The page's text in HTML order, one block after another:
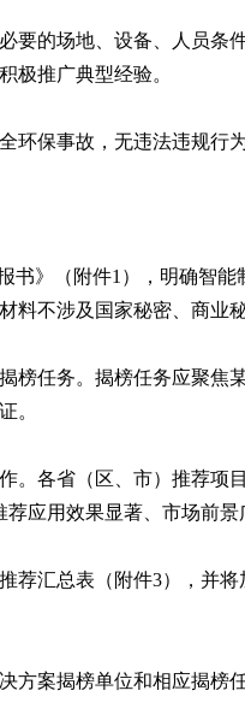
要的场地、设备、人员条
极推广典型经验。
环保事故，无违法违规行为
书》（附件1），明确智
料不涉及国家秘密、商业秘
榜任务。揭榜任务应聚焦
。
。各省（区、市）推荐项
应用效果显著、市场前景
荐汇总表（附件3），并
方案揭榜单位和相应揭榜任